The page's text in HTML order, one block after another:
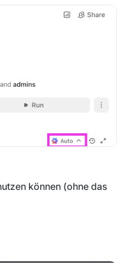
können (ohne das